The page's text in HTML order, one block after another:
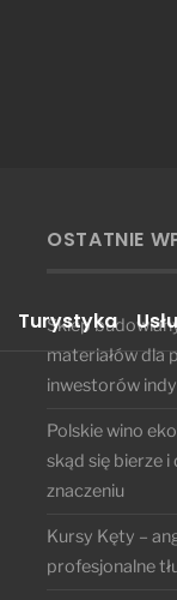
Turystyka
OSTATNIE
Sklep
materiałów dla
inwestorów
Polskie wino
skąd się bierze i
znaczeniu
Kursy Kęty –
profesjonalne